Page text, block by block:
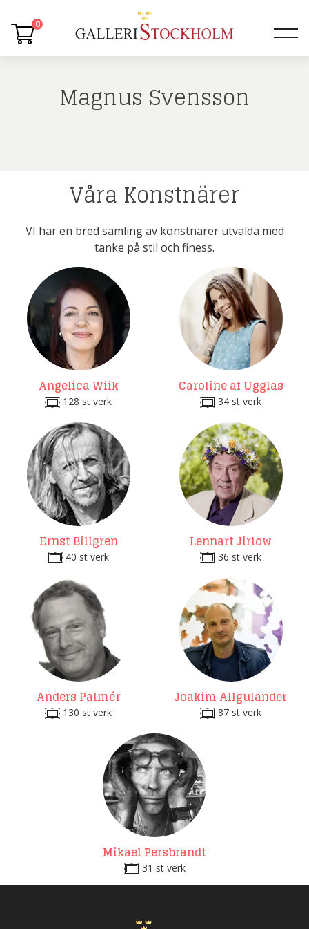
0
Magnus Svensson
Våra Konstnärer
VI har en bred samling av konstnärer utvalda med
tanke på stil och finess.
Angelica Wiik
128 st verk
Caroline af Ugglas
34 st verk
Ernst Billgren
40 st verk
Lennart Jirlow
36 st verk
Anders Palmér
130 st verk
Joakim Allgulander
87 st verk
Mikael Persbrandt
31 st verk